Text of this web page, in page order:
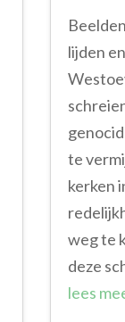
lijden
te
kerken
weg te
deze
lees